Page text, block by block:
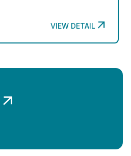
VIEW DETAIL 
